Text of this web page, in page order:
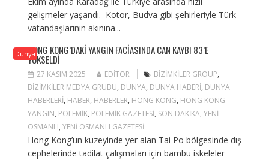
gelişmeler yaşandı. Kotor, Budva gibi şehirleriyle Türk
vatandaşlarının akınına...
DünyaHONG KONG’DAKI YANGIN FACIASINDA CAN KAYBI 83’E
YÜKSELDI
27 KASIM 2025 EDITOR BIZIMKILER GROUP,
BIZIMKILER MEDYA GRUBU, DÜNYA, DÜNYA HABERI, DÜNYA
HABERLERI, HABER, HABERLER, HONG KONG, HONG KONG
YANGIN, POLEMIK, POLEMIK GAZETESI, SON DAKIKA, YENI
OSMANLI, YENI OSMANLI GAZETESI
Hong Kong’un kuzeyinde yer alan Tai Po bölgesinde dış
cephelerinde tadilat çalışmaları için bambu iskeleler